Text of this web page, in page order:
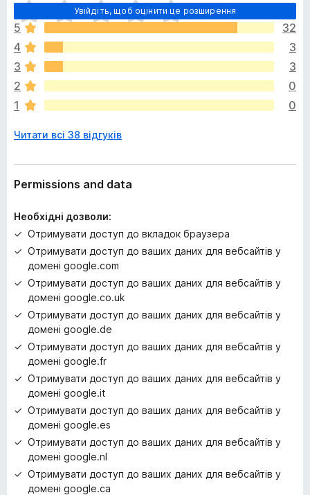
Увійдіть, щоб оцінити це розширення
Щ
е
н
е
м
а
є
о
і
о
к
5
32
4
3
3
3
2
0
1
0
Читати всі 38 відгуків
Permissions and data
Необхідні дозволи:
Отримувати доступ до вкладок браузера
Отримувати доступ до ваших даних для вебсайтів у
домені google.com
Отримувати доступ до ваших даних для вебсайтів у
домені google.co.uk
Отримувати доступ до ваших даних для вебсайтів у
домені google.de
Отримувати доступ до ваших даних для вебсайтів у
домені google.fr
Отримувати доступ до ваших даних для вебсайтів у
домені google.it
Отримувати доступ до ваших даних для вебсайтів у
домені google.es
Отримувати доступ до ваших даних для вебсайтів у
домені google.nl
Отримувати доступ до ваших даних для вебсайтів у
домені google.ca